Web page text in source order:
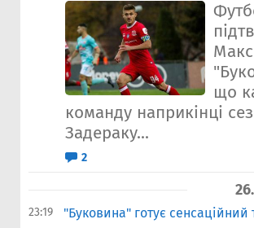
що
команду наприкінці
Задераку...
2
23:19 "​Буковина" готує